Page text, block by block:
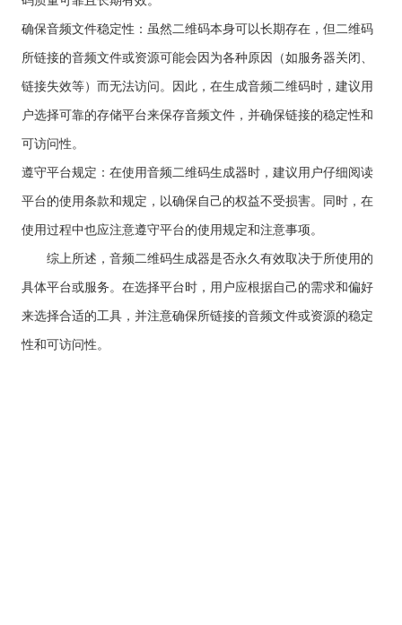
确保音频文件稳定性：虽然二维码本身可以长期存在，但二维码
所链接的音频文件或资源可能会因为各种原因（如服务器关闭、
链接失效等）而无法访问。因此，在生成音频二维码时，建议用
户选择可靠的存储平台来保存音频文件，并确保链接的稳定性和
可访问性。
遵守平台规定：在使用音频二维码生成器时，建议用户仔细阅读
平台的使用条款和规定，以确保自己的权益不受损害。同时，在
使用过程中也应注意遵守平台的使用规定和注意事项。
综上所述，音频二维码生成器是否永久有效取决于所使用的
具体平台或服务。在选择平台时，用户应根据自己的需求和偏好
来选择合适的工具，并注意确保所链接的音频文件或资源的稳定
性和可访问性。